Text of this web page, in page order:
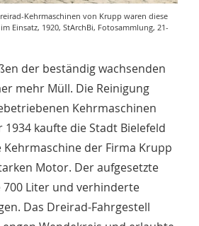
Kehrmaschinen von Krupp waren diese
Einsatz, 1920, StArchBi, Fotosammlung, 21-
der beständig wachsenden
mehr Müll. Die Reinigung
Kehrmaschinen
1934 kaufte die Stadt Bielefeld
der Firma Krupp
Motor. Der aufgesetzte
700 Liter und verhinderte
Das Dreirad-Fahrgestell